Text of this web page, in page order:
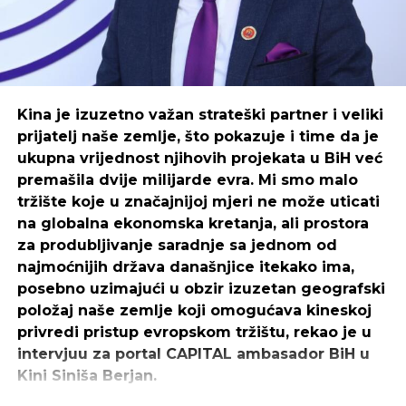
Šta je motivacija?
Motivacija je skup psiholoških sila koje nam
omogućavaju da pokrenemo, organiziramo i
ustrajemo u ponašanjima koja će nas na kraju
dovesti do postizanja cilja.
Motivacija vam pomaže da svojim svakodnevnim
aktivnostima pristupite sa strašću. Kada se osjećate
motivirani, započinjete dan s pozitivnim stavom i
željni ste da radite na svom poslu.
Postoje dvije glavne vrste motivacije:
REKLAMA
Kina je izuzetno važan strateški partner i veliki
prijatelj naše zemlje, što pokazuje i time da je
ukupna vrijednost njihovih projekata u BiH već
premašila dvije milijarde evra. Mi smo malo
tržište koje u značajnijoj mjeri ne može uticati
na globalna ekonomska kretanja, ali prostora
za produbljivanje saradnje sa jednom od
najmoćnijih država današnjice itekako ima,
posebno uzimajući u obzir izuzetan geografski
položaj naše zemlje koji omogućava kineskoj
privredi pristup evropskom tržištu, rekao je u
intervjuu za portal CAPITAL ambasador BiH u
Kini Siniša Berjan.